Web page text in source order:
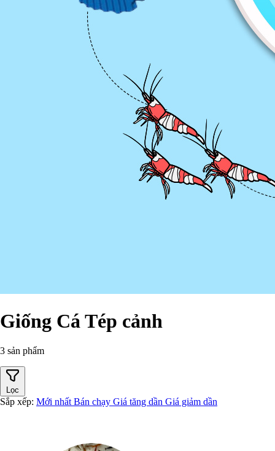
Giống Cá Tép cảnh
3 sản phẩm
Lọc
Sắp xếp: Mới nhất Bán chạy Giá tăng dần Giá giảm dần